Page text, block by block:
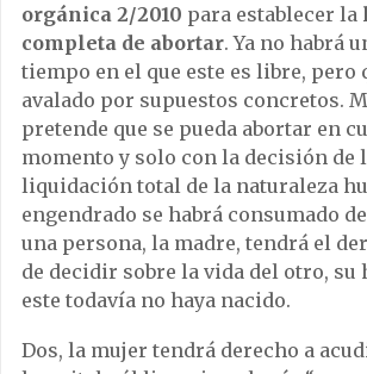
orgánica 2/2010 para establecer la
completa de abortar. Ya no habrá
tiempo en el que este es libre, pero
avalado por supuestos concretos.
pretende que se pueda abortar en
momento y solo con la decisión de
liquidación total de la naturaleza
engendrado se habrá consumado
una persona, la madre, tendrá el
de decidir sobre la vida del otro,
este todavía no haya nacido.
Dos, la mujer tendrá derecho a